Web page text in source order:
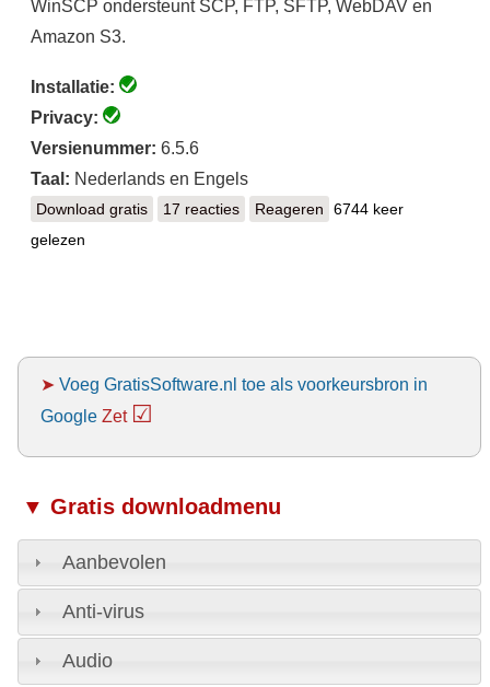
WinSCP ondersteunt SCP, FTP, SFTP, WebDAV en
Amazon S3.
Installatie:
Privacy:
Versienummer: 6.5.6
Taal: Nederlands en Engels
Download gratisWinSCP
17 reacties Reageren
6744 keer
gelezen
➤ Voeg GratisSoftware.nl toe als voorkeursbron in
Google Zet ☑
▼ Gratis downloadmenu
Aanbevolen
Anti-virus
Audio